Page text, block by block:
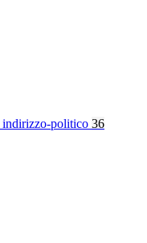
indirizzo-politico 36